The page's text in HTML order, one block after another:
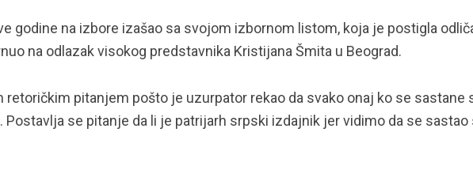
godine na izbore izašao sa svojom izbornom listom, koja je postigla
na odlazak visokog predstavnika Kristijana Šmita u Beograd.
retoričkim pitanjem pošto je uzurpator rekao da svako onaj ko se sastane
se pitanje da li je patrijarh srpski izdajnik jer vidimo da se sastao